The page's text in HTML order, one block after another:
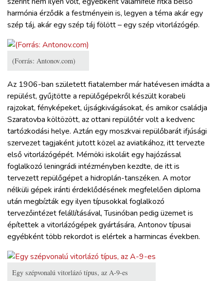
harmónia érződik a festményein is, legyen a téma akár egy
szép táj, akár egy szép táj fölött – egy szép vitorlázógép.
(Forrás: Antonov.com)
Az 1906-ban született fiatalember már hatévesen imádta a
repülést, gyűjtötte a repülőgépekről készült korabeli
rajzokat, fényképeket, újságkivágásokat, és amikor családja
Szaratovba költözött, az ottani repülőtér volt a kedvenc
tartózkodási helye. Aztán egy moszkvai repülőbarát ifjúsági
szervezet tagjaként jutott közel az aviatikához, itt tervezte
első vitorlázógépét. Mérnöki iskoláit egy hajózással
foglalkozó leningrádi intézményben kezdte, de itt is
tervezett repülőgépet a hidroplán-tanszéken. A motor
nélküli gépek iránti érdeklődésének megfelelően diploma
után megbízták egy ilyen típusokkal foglalkozó
tervezőintézet felállításával, Tusinóban pedig üzemet is
építettek a vitorlázógépek gyártására, Antonov típusai
egyébként több rekordot is elértek a harmincas években.
Egy szépvonalú vitorlázó típus, az A-9-es